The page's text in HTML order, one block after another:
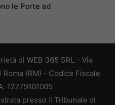
le Porte ad
di WEB 365 SRL - Via
Roma (RM) - Codice Fiscale
12279101005
presso il Tribunale di